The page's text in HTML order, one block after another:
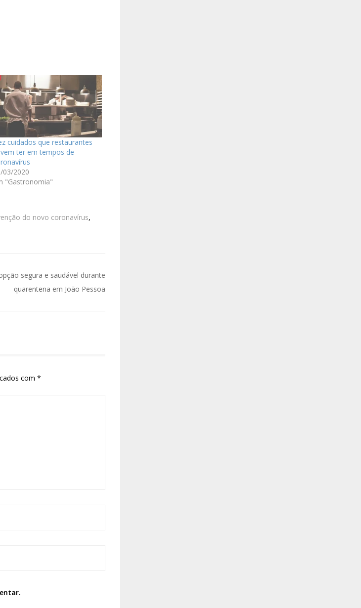
cuidados que restaurantes
ter em tempos de
03/2020
"Gastronomia"
do novo coronavírus,
segura e saudável durante
quarentena em João Pessoa
com *